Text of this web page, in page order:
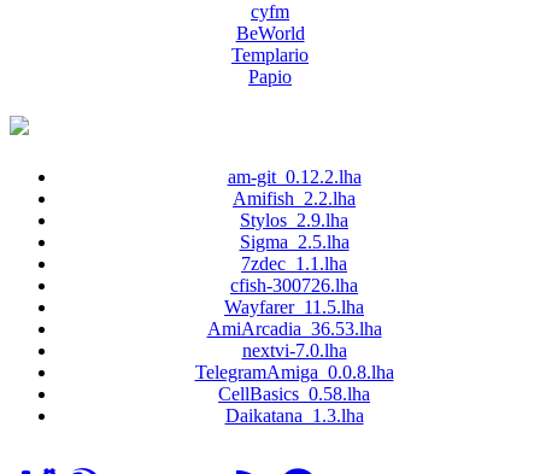
cyfm
BeWorld
Templario
Papio
am-git_0.12.2.lha
Amifish_2.2.lha
Stylos_2.9.lha
Sigma_2.5.lha
7zdec_1.1.lha
cfish-300726.lha
Wayfarer_11.5.lha
AmiArcadia_36.53.lha
nextvi-7.0.lha
TelegramAmiga_0.0.8.lha
CellBasics_0.58.lha
Daikatana_1.3.lha